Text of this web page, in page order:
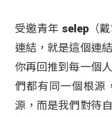
受邀青年 selep（
連結，就是這個連
你再回推到每一個
們都有同一個根源
源，而是我們對待